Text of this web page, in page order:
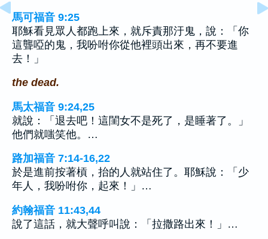
馬可福音 9:25
耶穌看見眾人都跑上來，就斥責那汙鬼，說：「你
這聾啞的鬼，我吩咐你從他裡頭出來，再不要進
去！」
the dead.
馬太福音 9:24,25
就說：「退去吧！這閨女不是死了，是睡著了。」
他們就嗤笑他。…
路加福音 7:14-16,22
於是進前按著槓，抬的人就站住了。耶穌說：「少
年人，我吩咐你，起來！」…
約翰福音 11:43,44
說了這話，就大聲呼叫說：「拉撒路出來！」…